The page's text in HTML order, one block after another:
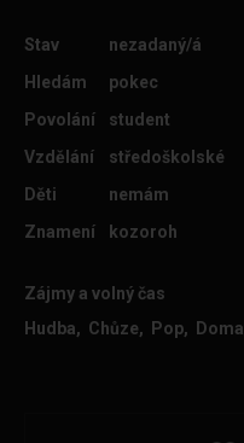
Stav
nezadaný/á
Hledám
pokec
Povolání
student
Vzdělání
středoškolské
Děti
nemám
Znamení
kozoroh
Zájmy a volný čas
Hudba, Chůze, Pop, Doma